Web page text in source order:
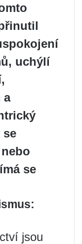
uchýlí
a
se
se
jsou